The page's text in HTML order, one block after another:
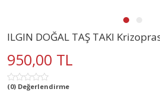
ILGIN DOĞAL TAŞ TAKI
950,00 TL
(0) Değerlendirme